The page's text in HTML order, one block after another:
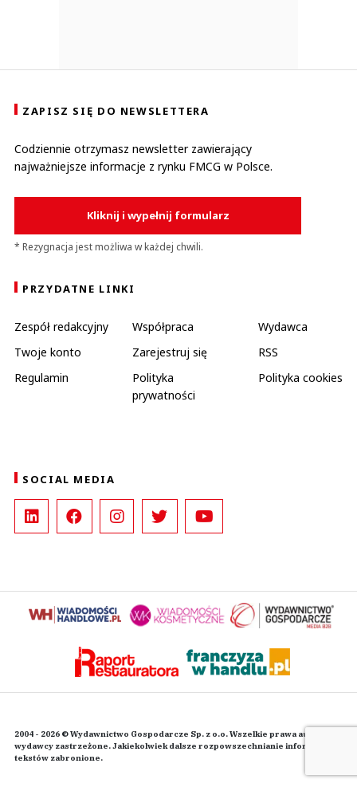
ZAPISZ SIĘ DO NEWSLETTERA
Codziennie otrzymasz newsletter zawierający
najważniejsze informacje z rynku FMCG w Polsce.
Kliknij i wypełnij formularz
* Rezygnacja jest możliwa w każdej chwili.
PRZYDATNE LINKI
Zespół redakcyjny Współpraca
Wydawca
Twoje konto
Zarejestruj się
RSS
Regulamin
Polityka
prywatności
Polityka cookies
SOCIAL MEDIA
2004 - 2026 © Wydawnictwo Gospodarcze Sp. z o.o. Wszelkie prawa autorskie
wydawcy zastrzeżone. Jakiekolwiek dalsze rozpowszechnianie informacji i
tekstów zabronione.